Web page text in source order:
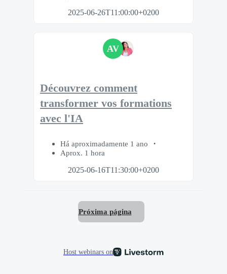
2025-06-26T11:00:00+0200
AV
Découvrez comment
transformer vos formations
avec l'IA
Há aproximadamente 1 ano
Aprox. 1 hora
2025-06-16T11:30:00+0200
Próxima página
Host webinars on